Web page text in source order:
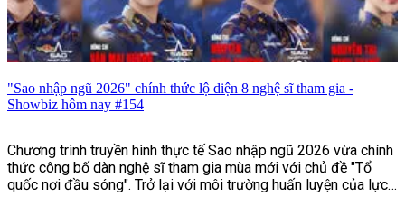
"Sao nhập ngũ 2026" chính thức lộ diện 8 nghệ sĩ tham gia -
Showbiz hôm nay #154
Chương trình truyền hình thực tế Sao nhập ngũ 2026 vừa chính
thức công bố dàn nghệ sĩ tham gia mùa mới với chủ đề "Tổ
quốc nơi đầu sóng". Trở lại với môi trường huấn luyện của lực